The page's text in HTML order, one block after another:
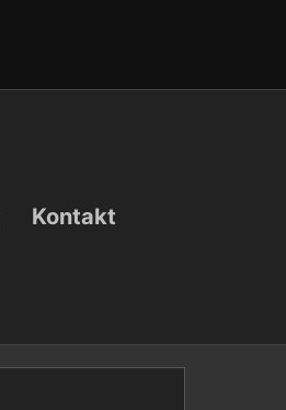
Kontakt